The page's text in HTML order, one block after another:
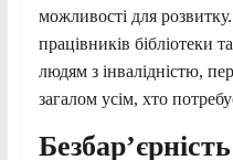
можливості для
працівників бібліотеки
людям з інвалідністю,
загалом усім, хто